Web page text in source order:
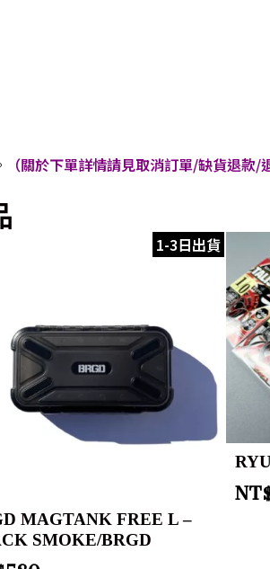
（關於下單詳情請見取消訂單/缺貨退款/
1-3日出貨
MAGTANK FREE L –
SMOKE/BRGD